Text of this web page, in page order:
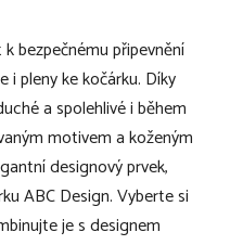
bezpečnému připevnění
pleny ke kočárku. Díky
a spolehlivé i během
motivem a koženým
designový prvek,
ABC Design. Vyberte si
je s designem